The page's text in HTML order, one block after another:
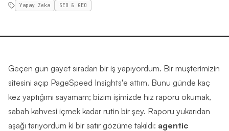
Yapay Zeka SEO & GEO
Geçen gün gayet sıradan bir iş yapıyordum. Bir müşterimizin
sitesini açıp PageSpeed Insights'e attım. Bunu günde kaç
kez yaptığımı sayamam; bizim işimizde hız raporu okumak,
sabah kahvesi içmek kadar rutin bir şey. Raporu yukarıdan
aşağı tarıyordum ki bir satır gözüme takıldı: agentic